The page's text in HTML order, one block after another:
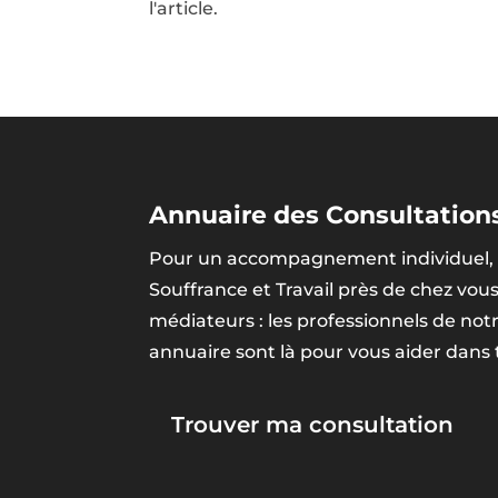
l'article.
Annuaire des
Pour un accompagnement
Souffrance et Travail près de chez
médiateurs : les professionnels de
annuaire sont là pour vous aider
Trouver ma consultation